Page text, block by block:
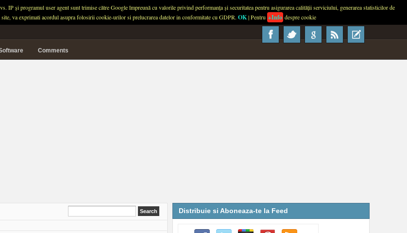
About Contact Advertise Usage
Comments
Distribuie si Aboneaza-te la Feed
și programul user agent sunt trimise către Google împreună cu valorile privind performanța și securitatea pentru asigurarea calității serviciului, generarea statisticilor de
site, va exprimati acordul asupra folosirii cookie-urilor si prelucrarea datelor in conformitate cu GDPR. OK| Pentru +Info despre cookie